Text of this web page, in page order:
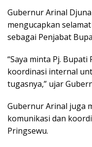
Gubernur Arinal
mengucapkan
sebagai Penjabat
“Saya minta Pj.
koordinasi internal
tugasnya,” ujar
Gubernur Arinal juga
komunikasi dan
Pringsewu.